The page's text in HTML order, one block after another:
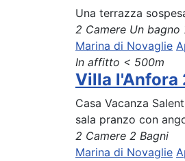
Una terrazza
2 Camere Un bagno
Marina di Novaglie
In affitto < 500m
Villa l'Anfora
Casa Vacanza
sala pranzo con
2 Camere 2 Bagni
Marina di Novaglie